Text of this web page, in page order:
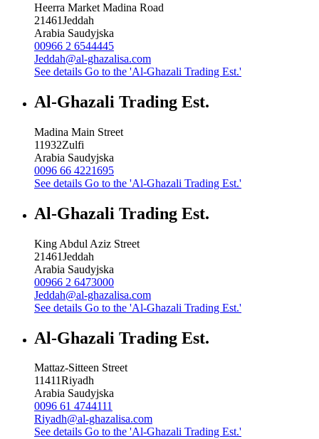
Heerra Market Madina Road
21461Jeddah
Arabia Saudyjska
00966 2 6544445
Jeddah@al-ghazalisa.com
See details Go to the 'Al-Ghazali Trading Est.'
Al-Ghazali Trading Est.
Madina Main Street
11932Zulfi
Arabia Saudyjska
0096 66 4221695
See details Go to the 'Al-Ghazali Trading Est.'
Al-Ghazali Trading Est.
King Abdul Aziz Street
21461Jeddah
Arabia Saudyjska
00966 2 6473000
Jeddah@al-ghazalisa.com
See details Go to the 'Al-Ghazali Trading Est.'
Al-Ghazali Trading Est.
Mattaz-Sitteen Street
11411Riyadh
Arabia Saudyjska
0096 61 4744111
Riyadh@al-ghazalisa.com
See details Go to the 'Al-Ghazali Trading Est.'